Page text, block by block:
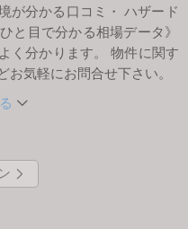
が分かる口コミ・ ハザード
と目で分かる相場データ》
く分かります。 物件に関す
お気軽にお問合せ下さい。